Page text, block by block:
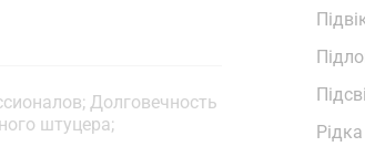
Долговечность
штуцера;